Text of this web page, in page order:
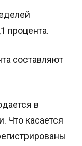
процента.
составляют
в
Что касается